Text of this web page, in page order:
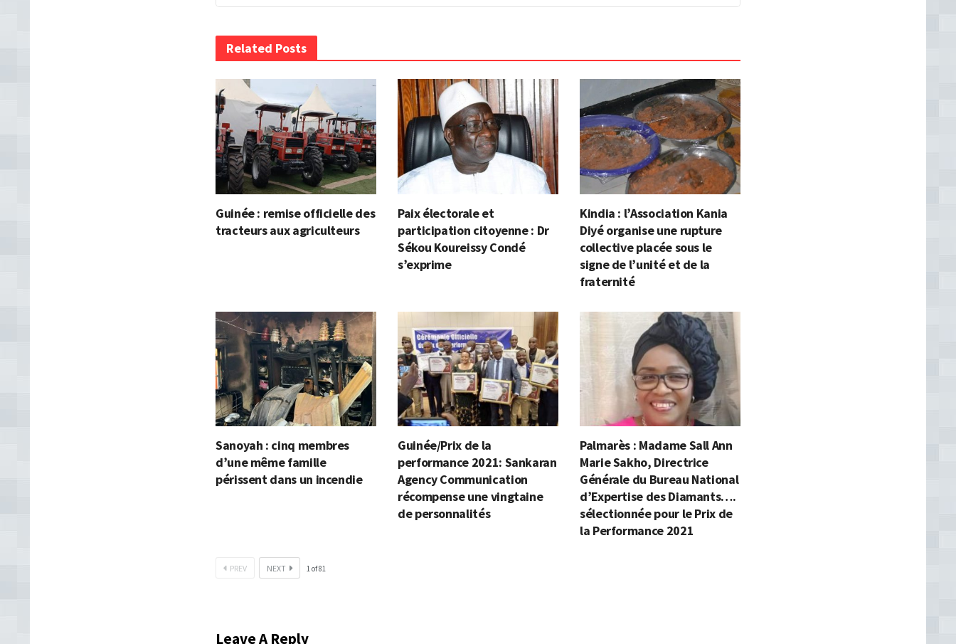
Related Posts
Guinée : remise officielle des
tracteurs aux agriculteurs
Paix électorale et
participation citoyenne : Dr
Sékou Koureissy Condé
s’exprime
Kindia : l’Association Kania
Diyé organise une rupture
collective placée sous le
signe de l’unité et de la
fraternité
Sanoyah : cinq membres
d’une même famille
périssent dans un incendie
Guinée/Prix de la
performance 2021: Sankaran
Agency Communication
récompense une vingtaine
de personnalités
Palmarès : Madame Sall Ann
Marie Sakho, Directrice
Générale du Bureau National
d’Expertise des Diamants….
sélectionnée pour le Prix de
la Performance 2021
PREV NEXT 1of81
Leave A Reply